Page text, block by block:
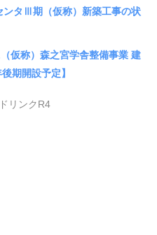
ンタⅢ期（仮称）新築工事の状
仮称）森之宮学舎整備事業 建
期開設予定】
リンクR4